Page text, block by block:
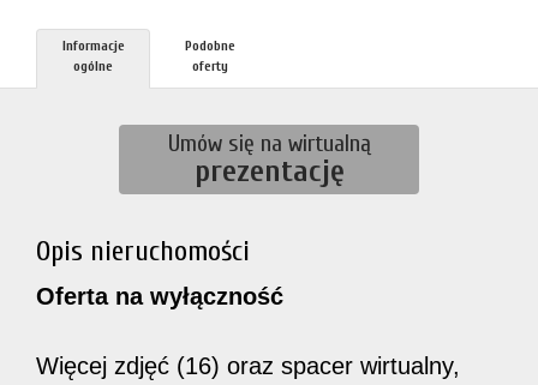
Informacje
ogólne
Podobne
oferty
Umów się na wirtualną
prezentację
Opis nieruchomości
Oferta na wyłączność
Więcej zdjęć (16) oraz spacer wirtualny,